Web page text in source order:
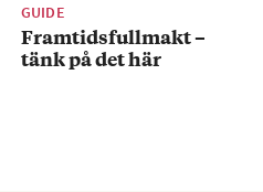
GUIDE
Framtidsfullmakt –
tänk på det här